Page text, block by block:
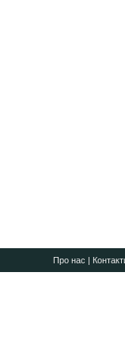
Про нас |